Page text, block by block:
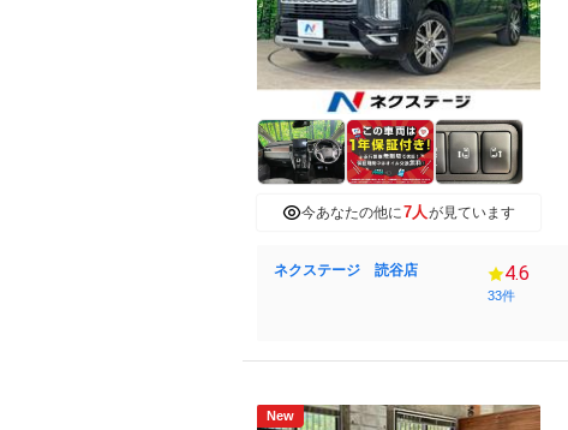
今あなたの他に7人が見ています
ネクステージ 読谷店 4.6
33件
New